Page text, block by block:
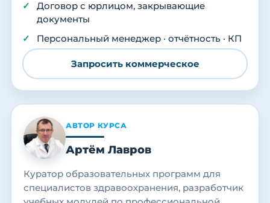
Договор с юрлицом, закрывающие
документы
Персональный менеджер · отчётность · КП
Запросить коммерческое
АВТОР КУРСА
Артём Лавров
Куратор образовательных программ для
специалистов здравоохранения, разработчик